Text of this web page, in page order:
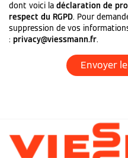
dont voici la déclaration de
respect du RGPD. Pour
suppression de vos
: privacy@viessmann.fr.